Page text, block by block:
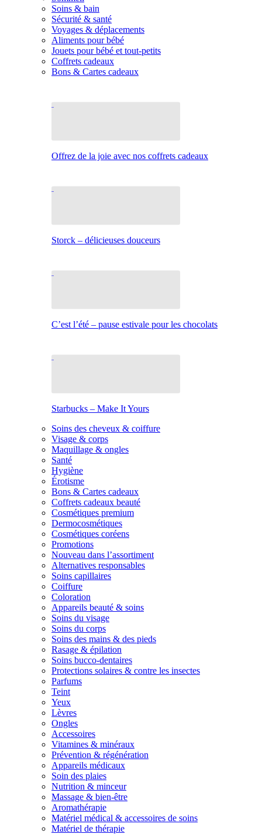
Soins & bain
Sécurité & santé
Voyages & déplacements
Aliments pour bébé
Jouets pour bébé et tout-petits
Coffrets cadeaux
Bons & Cartes cadeaux
Offrez de la joie avec nos coffrets cadeaux
Storck – délicieuses douceurs
C’est l’été – pause estivale pour les chocolats
Starbucks – Make It Yours
Soins des cheveux & coiffure
Visage & corps
Maquillage & ongles
Santé
Hygiène
Érotisme
Bons & Cartes cadeaux
Coffrets cadeaux beauté
Cosmétiques premium
Dermocosmétiques
Cosmétiques coréens
Promotions
Nouveau dans l’assortiment
Alternatives responsables
Soins capillaires
Coiffure
Coloration
Appareils beauté & soins
Soins du visage
Soins du corps
Soins des mains & des pieds
Rasage & épilation
Soins bucco-dentaires
Protections solaires & contre les insectes
Parfums
Teint
Yeux
Lèvres
Ongles
Accessoires
Vitamines & minéraux
Prévention & régénération
Appareils médicaux
Soin des plaies
Nutrition & minceur
Massage & bien-être
Aromathérapie
Matériel médical & accessoires de soins
Matériel de thérapie